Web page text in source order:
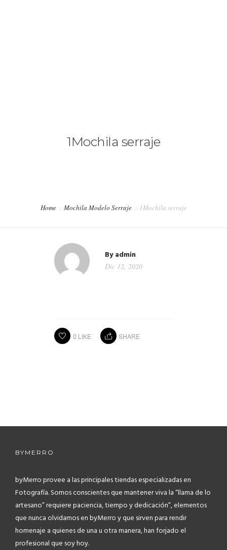
1Mochila serraje
Home Mochila Modelo Serraje 1Mochila serraje
Byadmin
Dic 12, 2020
0 LIKE SHARE
BYMERRO
byMerro provee a las principales tiendas especializadas en
Fotografía.Somos conscientes que mantener viva la “llama de lo
artesano” requiere paciencia, tiempo y dedicación”, elementos
que nunca olvidamos en byMerro y que sirven para rendir
homenaje a quienes de una u otra manera, han forjado el
profesional que soy hoy.